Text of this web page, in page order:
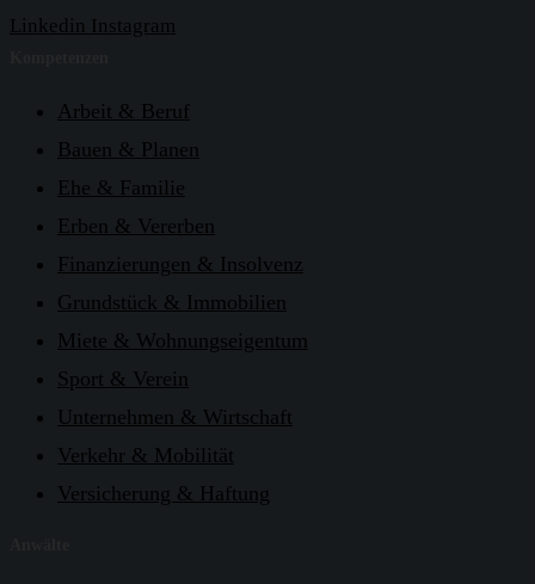
Linkedin Instagram
Arbeit & Beruf
Bauen & Planen
Ehe & Familie
Erben & Vererben
Finanzierungen & Insolvenz
Grundstück & Immobilien
Miete & Wohnungseigentum
Sport & Verein
Unternehmen & Wirtschaft
Verkehr & Mobilität
Versicherung & Haftung